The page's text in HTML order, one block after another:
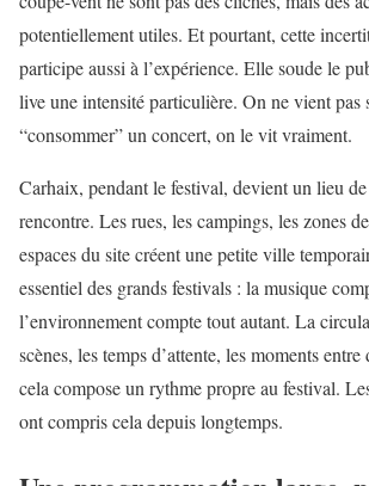
potentiellement utiles. Et pourtant, cette
participe aussi à l’expérience. Elle soude le
live une intensité particulière. On ne vient pas
“consommer” un concert, on le vit vraiment.
Carhaix, pendant le festival, devient un lieu de
rencontre. Les rues, les campings, les zones
espaces du site créent une petite ville
essentiel des grands festivals : la musique
l’environnement compte tout autant. La
scènes, les temps d’attente, les moments
cela compose un rythme propre au festival.
ont compris cela depuis longtemps.